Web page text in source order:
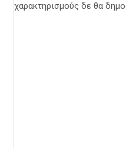
χαρακτηρισμούς δε θα